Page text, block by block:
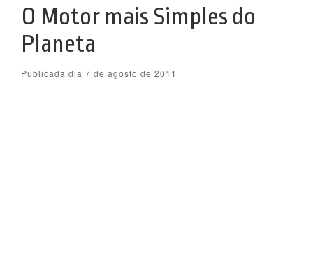
O Motor mais Simples do
Planeta
Publicada dia 7 de agosto de 2011